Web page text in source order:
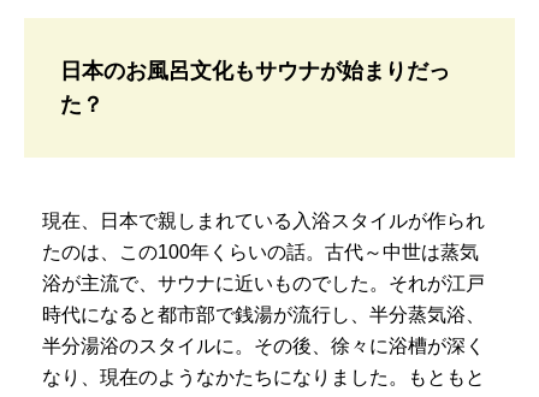
日本のお風呂文化もサウナが始まりだっ
た？
現在、日本で親しまれている入浴スタイルが作られ
たのは、この100年くらいの話。古代～中世は蒸気
浴が主流で、サウナに近いものでした。それが江戸
時代になると都市部で銭湯が流行し、半分蒸気浴、
半分湯浴のスタイルに。その後、徐々に浴槽が深く
なり、現在のようなかたちになりました。もともと